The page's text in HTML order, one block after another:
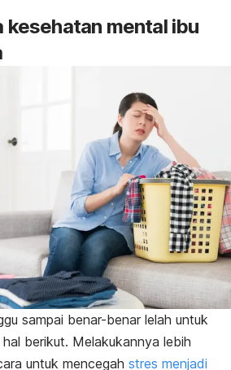
kesehatan mental ibu
sampai benar-benar lelah untuk
berikut. Melakukannya lebih
untuk mencegah stres menjadi